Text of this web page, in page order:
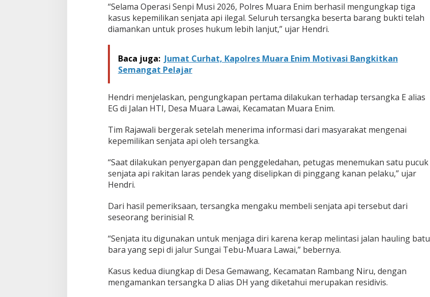
e
n
p
a
d
a
7
1
A
u
n
d
i
3
T
r
s
g
k
“Selama Operasi Senpi Musi 2026, Polres Muara Enim berhasil mengungkap tiga
kasus kepemilikan senjata api ilegal. Seluruh tersangka beserta barang bukti telah
diamankan untuk proses hukum lebih lanjut,” ujar Hendri.
Baca juga: Jumat Curhat, Kapolres Muara Enim Motivasi Bangkitkan
Semangat Pelajar
Hendri menjelaskan, pengungkapan pertama dilakukan terhadap tersangka E alias
EG di Jalan HTI, Desa Muara Lawai, Kecamatan Muara Enim.
Tim Rajawali bergerak setelah menerima informasi dari masyarakat mengenai
kepemilikan senjata api oleh tersangka.
“Saat dilakukan penyergapan dan penggeledahan, petugas menemukan satu pucuk
senjata api rakitan laras pendek yang diselipkan di pinggang kanan pelaku,” ujar
Hendri.
Dari hasil pemeriksaan, tersangka mengaku membeli senjata api tersebut dari
seseorang berinisial R.
“Senjata itu digunakan untuk menjaga diri karena kerap melintasi jalan hauling batu
bara yang sepi di jalur Sungai Tebu-Muara Lawai,” bebernya.
Kasus kedua diungkap di Desa Gemawang, Kecamatan Rambang Niru, dengan
mengamankan tersangka D alias DH yang diketahui merupakan residivis.